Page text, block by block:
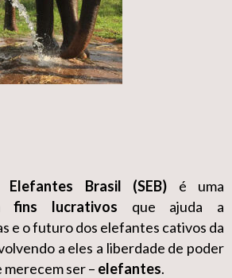
Brasil (SEB) é uma
fins lucrativos que ajuda a
e o futuro dos elefantes cativos da
a eles a liberdade de poder
merecem ser – elefantes.